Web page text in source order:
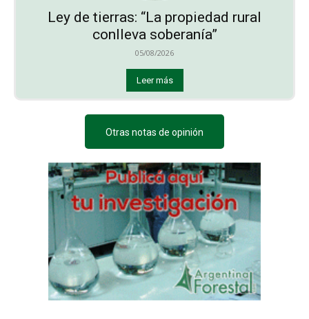
Ley de tierras: “La propiedad rural
conlleva soberanía”
05/08/2026
Leer más
Otras notas de opinión